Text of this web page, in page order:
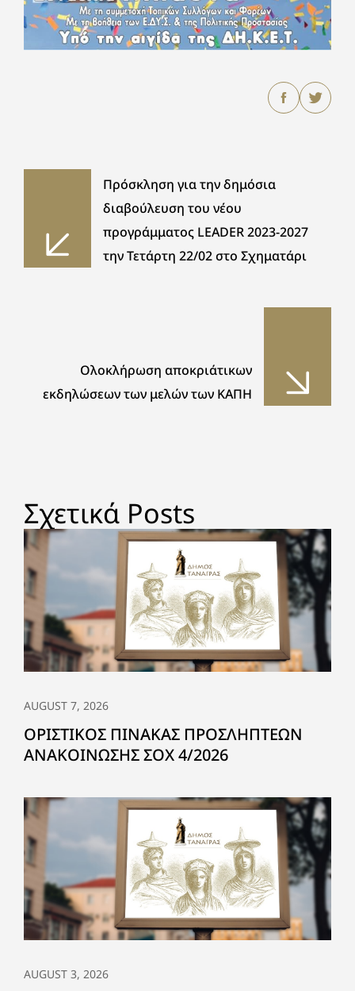
Πρόσκληση για την δημόσια
διαβούλευση του νέου
προγράμματος LEADER 2023-2027
την Τετάρτη 22/02 στο Σχηματάρι
Ολοκλήρωση αποκριάτικων
εκδηλώσεων των μελών των ΚΑΠΗ
Σχετικά Posts
AUGUST 7, 2026
ΟΡΙΣΤΙΚΟΣ ΠΙΝΑΚΑΣ ΠΡΟΣΛΗΠΤΕΩΝ
ΑΝΑΚΟΙΝΩΣΗΣ ΣΟΧ 4/2026
AUGUST 3, 2026